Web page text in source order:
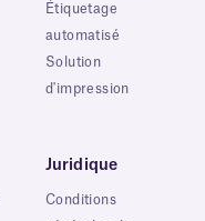
Étiquetage
automatisé
Solution
d'impression
Juridique
Conditions